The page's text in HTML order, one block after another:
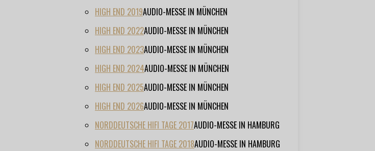
HIGH END 2019AUDIO-MESSE IN MÜNCHEN
HIGH END 2022AUDIO-MESSE IN MÜNCHEN
HIGH END 2023AUDIO-MESSE IN MÜNCHEN
HIGH END 2024AUDIO-MESSE IN MÜNCHEN
HIGH END 2025AUDIO-MESSE IN MÜNCHEN
HIGH END 2026AUDIO-MESSE IN MÜNCHEN
NORDDEUTSCHE HIFI TAGE 2017AUDIO-MESSE IN HAMBURG
NORDDEUTSCHE HIFI TAGE 2018AUDIO-MESSE IN HAMBURG